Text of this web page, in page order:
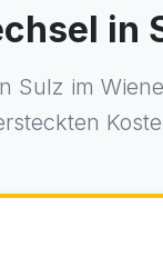
in
im